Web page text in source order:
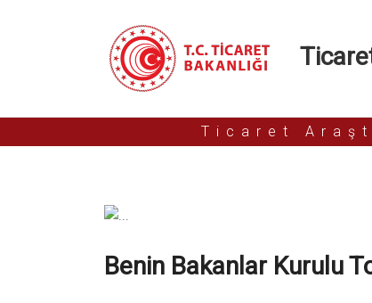
Ticaret
Ticaret
Benin Bakanlar Kurulu